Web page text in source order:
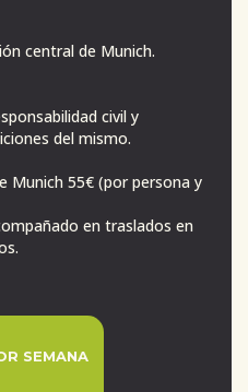
central de Munich.
civil y
del mismo.
Munich 55€ (por persona y
en traslados en
SEMANA